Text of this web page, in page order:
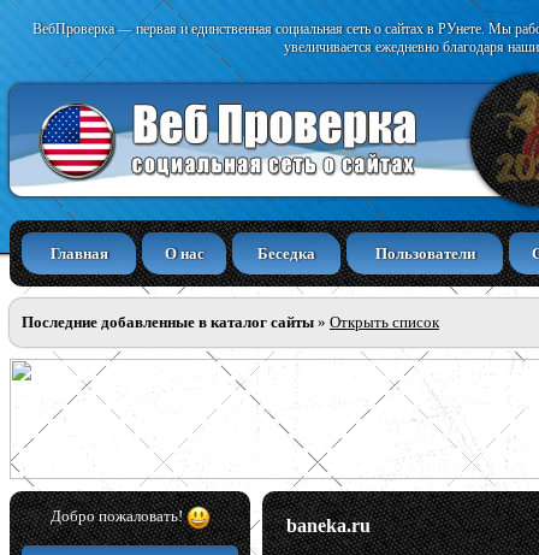
ВебПроверка — первая и единственная социальная сеть о сайтах в РУнете. Мы
увеличивается ежедневно благодаря
Главная О нас Беседка Пользователи
Последние добавленные в каталог сайты » Открыть список
Добро пожаловать! baneka.ru